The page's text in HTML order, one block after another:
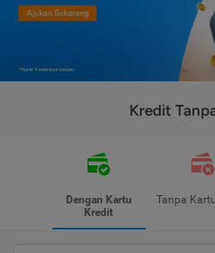
Kredit
Dengan Kartu
Kredit
Tanpa